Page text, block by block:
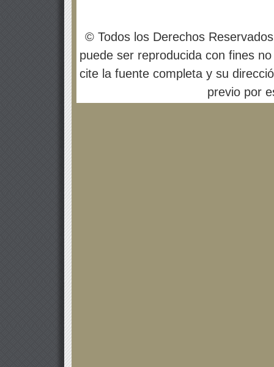
© Todos los Derechos
puede ser reproducida con fines
cite la fuente completa y su
previo por